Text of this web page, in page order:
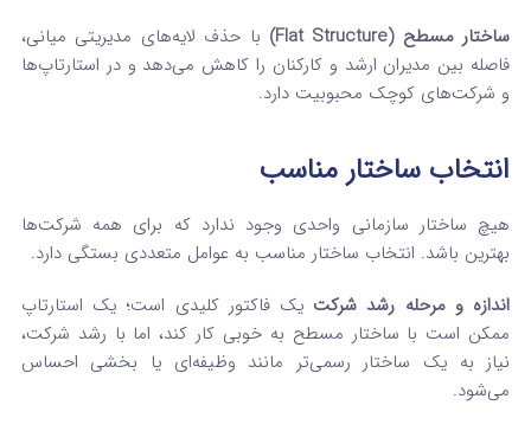
ساختار مسطح (Flat Structure)
با حذف لایه‌های مدیریتی میانی،
فاصله بین مدیران ارشد و کارکنان را کاهش می‌دهد و در استارتاپ‌ها
و شرکت‌های کوچک محبوبیت دارد.
انتخاب ساختار مناسب
هیچ ساختار سازمانی واحدی وجود ندارد که برای همه شرکت‌ها
بهترین باشد. انتخاب ساختار مناسب به عوامل متعددی بستگی دارد.
اندازه و مرحله رشد شرکت یک فاکتور کلیدی است؛ یک استارتاپ
ممکن است با ساختار مسطح به خوبی کار کند، اما با رشد شرکت،
نیاز به یک ساختار رسمی‌تر مانند وظیفه‌ای یا بخشی احساس
می‌شود.